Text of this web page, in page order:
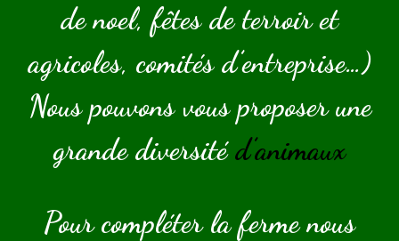
de noel, fêtes de terroir et
agricoles, comités d’entreprise…)
Nous pouvons vous proposer une
grande diversitéd’animaux
Pour compléter la ferme nous